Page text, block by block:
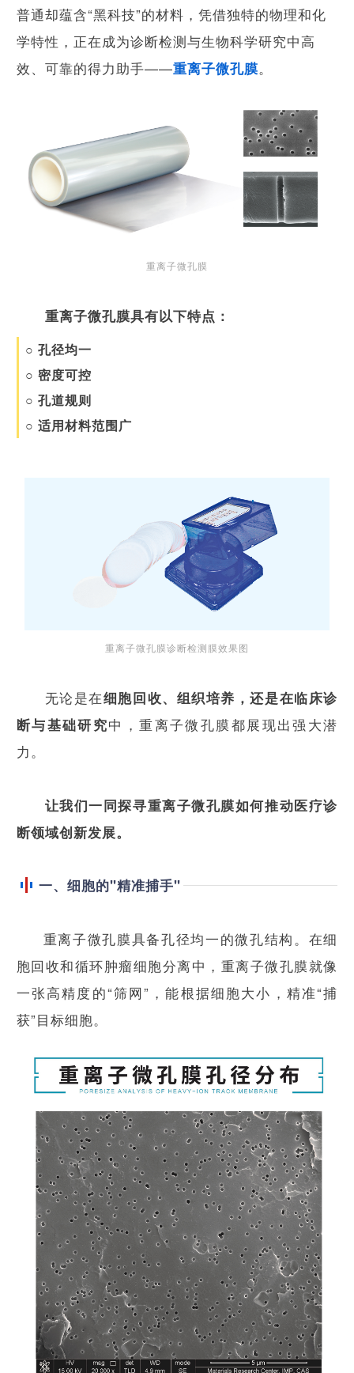
普通却蕴含“黑科技”的材料，凭借独特的物理和化
学特性，正在成为诊断检测与生物科学研究中高
效、可靠的得力助手——重离子微孔膜。
重离子微孔膜
重离子微孔膜具有以下特点：
○ 孔径均一
○ 密度可控
○ 孔道规则
○ 适用材料范围广
重离子微孔膜诊断检测膜效果图
无论是在细胞回收、组织培养，还是在临床诊
断与基础研究中，重离子微孔膜都展现出强大潜
力。
让我们一同探寻重离子微孔膜如何推动医疗诊
断领域创新发展。
一、细胞的"精准捕手"
重离子微孔膜具备孔径均一的微孔结构。在细
胞回收和循环肿瘤细胞分离中，重离子微孔膜就像
一张高精度的“筛网”，能根据细胞大小，精准“捕
获”目标细胞。